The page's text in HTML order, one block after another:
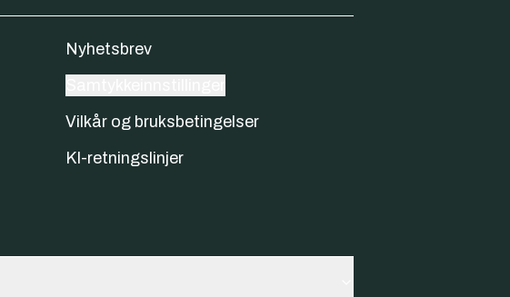
Nyhetsbrev
Vilkår og bruksbetingelser
KI-retningslinjer